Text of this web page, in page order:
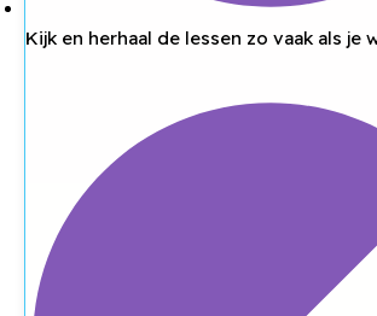
Kijk en herhaal de lessen zo vaak als je